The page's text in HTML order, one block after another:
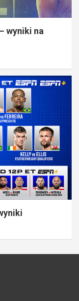
wyniki na